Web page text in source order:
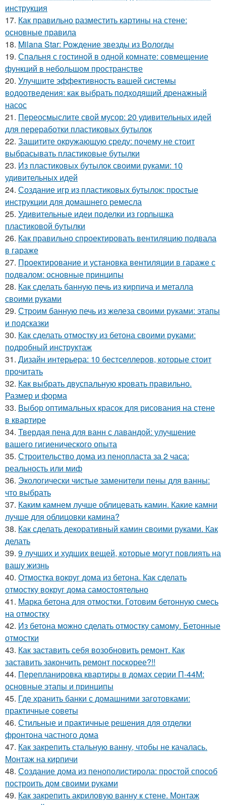
инструкция
17. Как правильно разместить картины на стене:
основные правила
18. Milana Star: Рождение звезды из Вологды
19. Спальня с гостиной в одной комнате: совмещение
функций в небольшом пространстве
20. Улучшите эффективность вашей системы
водоотведения: как выбрать подходящий дренажный
насос
21. Переосмыслите свой мусор: 20 удивительных идей
для переработки пластиковых бутылок
22. Защитите окружающую среду: почему не стоит
выбрасывать пластиковые бутылки
23. Из пластиковых бутылок своими руками: 10
удивительных идей
24. Создание игр из пластиковых бутылок: простые
инструкции для домашнего ремесла
25. Удивительные идеи поделки из горлышка
пластиковой бутылки
26. Как правильно спроектировать вентиляцию подвала
в гараже
27. Проектирование и установка вентиляции в гараже с
подвалом: основные принципы
28. Как сделать банную печь из кирпича и металла
своими руками
29. Строим банную печь из железа своими руками: этапы
и подсказки
30. Как сделать отмостку из бетона своими руками:
подробный инструктаж
31. Дизайн интерьера: 10 бестселлеров, которые стоит
прочитать
32. Как выбрать двуспальную кровать правильно.
Размер и форма
33. Выбор оптимальных красок для рисования на стене
в квартире
34. Твердая пена для ванн с лавандой: улучшение
вашего гигиенического опыта
35. Строительство дома из пенопласта за 2 часа:
реальность или миф
36. Экологически чистые заменители пены для ванны:
что выбрать
37. Каким камнем лучше облицевать камин. Какие камни
лучше для облицовки камина?
38. Как сделать декоративный камин своими руками. Как
делать
39. 9 лучших и худших вещей, которые могут повлиять на
вашу жизнь
40. Отмостка вокруг дома из бетона. Как сделать
отмостку вокруг дома самостоятельно
41. Марка бетона для отмостки. Готовим бетонную смесь
на отмостку
42. Из бетона можно сделать отмостку самому. Бетонные
отмостки
43. Как заставить себя возобновить ремонт. Как
заставить закончить ремонт поскорее?!!
44. Перепланировка квартиры в домах серии П-44М:
основные этапы и принципы
45. Где хранить банки с домашними заготовками:
практичные советы
46. Стильные и практичные решения для отделки
фронтона частного дома
47. Как закрепить стальную ванну, чтобы не качалась.
Монтаж на кирпичи
48. Создание дома из пенополистирола: простой способ
построить дом своими руками
49. Как закрепить акриловую ванну к стене. Монтаж